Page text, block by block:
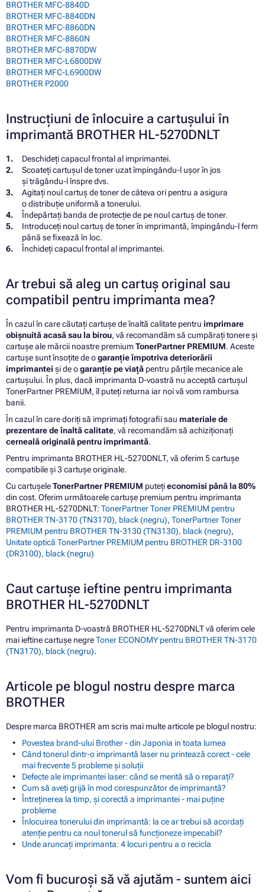
BROTHER MFC-8840D
BROTHER MFC-8840DN
BROTHER MFC-8860DN
BROTHER MFC-8860N
BROTHER MFC-8870DW
BROTHER MFC-L6800DW
BROTHER MFC-L6900DW
BROTHER P2000
Instrucțiuni de înlocuire a cartușului în
imprimantă BROTHER HL-5270DNLT
Deschideți capacul frontal al imprimantei.
Scoateți cartușul de toner uzat împingându-l ușor în jos
și trăgându-l înspre dvs.
Agitați noul cartuș de toner de câteva ori pentru a asigura
o distribuție uniformă a tonerului.
Îndepărtați banda de protecție de pe noul cartuș de toner.
Introduceți noul cartuș de toner în imprimantă, împingându-l ferm
până se fixează în loc.
Închideți capacul frontal al imprimantei.
Ar trebui să aleg un cartuș original sau
compatibil pentru imprimanta mea?
În cazul în care căutați cartușe de înaltă calitate pentru imprimare
obișnuită acasă sau la birou, vă recomandăm să cumpărați tonere și
cartușe ale mărcii noastre premiumTonerPartner PREMIUM. Aceste
cartușe sunt însoțite de ogaranție împotriva deteriorării
imprimantei și de ogaranție pe viață pentru părțile mecanice ale
cartușului. În plus, dacă imprimanta D-voastră nu acceptă cartușul
TonerPartner PREMIUM, îl puteți returna iar noi vă vom rambursa
banii.
În cazul în care doriți să imprimați fotografii sau materiale de
prezentare de înaltă calitate, vă recomandăm să achiziționați
cerneală originală pentru imprimantă.
Pentru imprimanta BROTHER HL-5270DNLT, vă oferim 5 cartușe
compatibile și 3 cartușe originale.
Cu cartușeleTonerPartner PREMIUM putețieconomisi până la 80%
din cost. Oferim următoarele cartușe premium pentru imprimanta
BROTHER HL-5270DNLT: TonerPartner Toner PREMIUM pentru
BROTHER TN-3170 (TN3170), black (negru), TonerPartner Toner
PREMIUM pentru BROTHER TN-3130 (TN3130), black (negru),
Unitate optică TonerPartner PREMIUM pentru BROTHER DR-3100
(DR3100), black (negru)
Caut cartușe ieftine pentru imprimanta
BROTHER HL-5270DNLT
Pentru imprimanta D-voastră BROTHER HL-5270DNLT vă oferim cele
mai ieftine cartușe negreToner ECONOMY pentru BROTHER TN-3170
(TN3170), black (negru).
Articole pe blogul nostru despre marca
BROTHER
Despre marca BROTHER am scris mai multe articole pe blogul nostru:
Povestea brand-ului Brother - din Japonia in toata lumea
Când tonerul dintr-o imprimantă laser nu printează corect - cele
mai frecvente 5 probleme și soluții
Defecte ale imprimantei laser: când se merită să o reparați?
Cum să aveți grijă în mod corespunzător de imprimantă?
Întreținerea la timp, și corectă a imprimantei - mai puține
probleme
Înlocuirea tonerului din imprimantă: la ce ar trebui să acordați
atenție pentru ca noul tonerul să funcționeze impecabil?
Unde aruncați imprimanta: 4 locuri pentru a o recicla
Vom fi bucuroși să vă ajutăm - suntem aici